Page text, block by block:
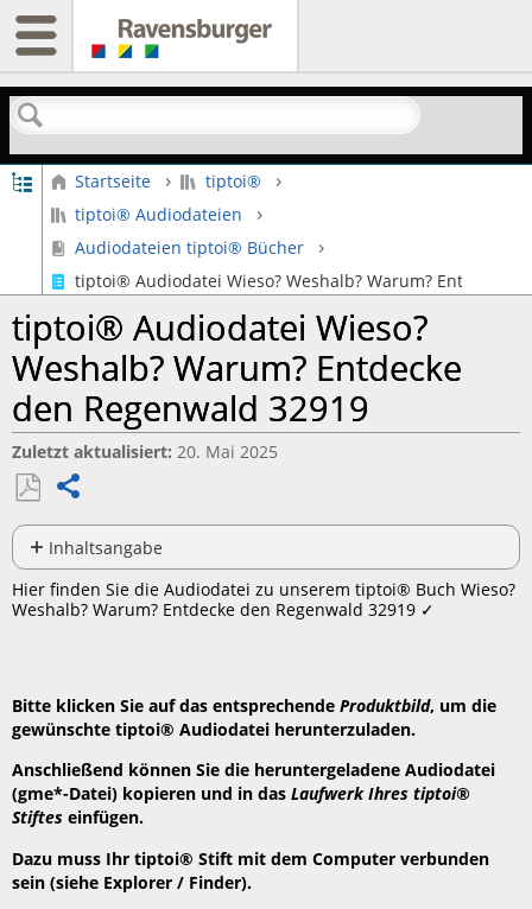
Suchen
Globale Hierarchie auf- und zuklappen
Startseite
tiptoi®
tiptoi® Audiodateien
Audiodateien tiptoi® Bücher
tiptoi® Audiodatei Wieso? Weshalb? Warum? Entdecke
tiptoi® Audiodatei Wieso?
Weshalb? Warum? Entdecke
den Regenwald 32919
Zuletzt aktualisiert 20. Mai 2025
Als
PDF
speichern
Inhaltsangabe
Keine
Header
Hier finden Sie die Audiodatei zu unserem tiptoi® Buch Wieso?
Weshalb? Warum? Entdecke den Regenwald 32919 ✓
Bitte klicken Sie auf das entsprechendeProduktbild, um die
gewünschte tiptoi® Audiodatei herunterzuladen.
Anschließend können Sie die heruntergeladene Audiodatei
(gme*-Datei) kopieren und in dasLaufwerk Ihres tiptoi®
Stiftes einfügen.
Dazu muss Ihr tiptoi® Stift mit dem Computer verbunden
sein (siehe Explorer / Finder).